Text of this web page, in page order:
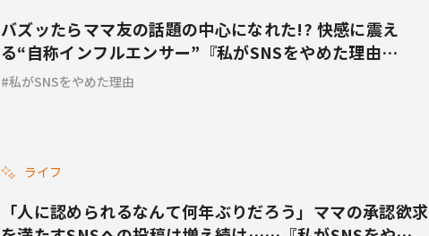
バズッたらママ友の話題の中心になれた!? 快感に震え
る“自称インフルエンサー”『私がSNSをやめた理由
Vol.5』
私がSNSをやめた理由
ライフ
「人に認められるなんて何年ぶりだろう」ママの承認欲求